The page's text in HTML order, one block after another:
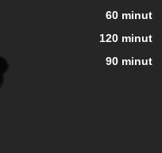
60 minut
120 minut
90 minut